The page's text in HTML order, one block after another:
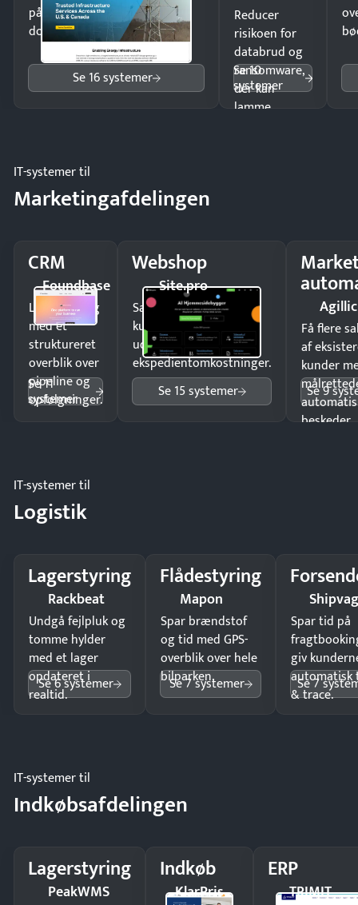
på minutter og mist ingen
dokumenter.
Se 16 systemer
Reducer
risikoen for
databrud og
ransomware,
der kan
lamme
Se 10
systemer
IT-systemer til
Marketingafdelingen
CRM
Foundbase
Luk flere salg
med et
struktureret
overblik over
pipeline og
opfølgninger.
Se 11
systemer
Webshop
Site.pro
Sælg produkter 24/7 til
kunder i hele landet
uden
ekspedientomkostninger.
Se 15 systemer
Agillic
Få flere
af
kunder
beskeder.
Se 9
IT-systemer til
Logistik
Lagerstyring
Rackbeat
Undgå fejlpluk og
tomme hylder
med et lager
opdateret i
realtid.
Se 6 systemer
Flådestyring
Mapon
Spar brændstof
og tid med GPS-
overblik over hele
bilparken.
Se 7 systemer
Spar tid på
giv
automatisk
& trace.
Se 7
IT-systemer til
Indkøbsafdelingen
Lagerstyring
PeakWMS
Indkøb
KlarPris
ERP
TRIMIT